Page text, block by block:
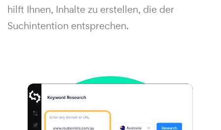
hilft Ihnen, Inhalte zu erstellen, die der
Suchintention entsprechen.